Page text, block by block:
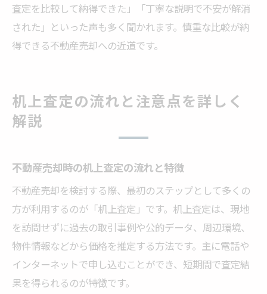
査定を比較して納得できた」「丁寧な説明で不安が解消
された」といった声も多く聞かれます。慎重な比較が納
得できる不動産売却への近道です。
机上査定の流れと注意点を詳しく
解説
不動産売却時の机上査定の流れと特徴
不動産売却を検討する際、最初のステップとして多くの
方が利用するのが「机上査定」です。机上査定は、現地
を訪問せずに過去の取引事例や公的データ、周辺環境、
物件情報などから価格を推定する方法です。主に電話や
インターネットで申し込むことができ、短期間で査定結
果を得られるのが特徴です。